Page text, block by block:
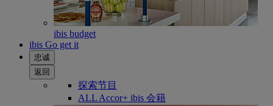
ibis budget
ibis Go get it
忠诚
返回
探索节目
ALL Accor+ ibis 会籍